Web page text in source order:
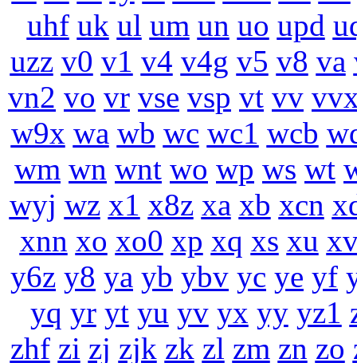
uhf uk ul um un uo upd
uzz v0 v1 v4 v4g v5 v8 va
vn2 vo vr vse vsp vt vv
w9x wa wb wc wc1 wcb
wm wn wnt wo wp ws wt
wyj wz x1 x8z xa xb xcn
xnn xo xo0 xp xq xs xu
y6z y8 ya yb ybv yc ye yf
yq yr yt yu yv yx yy yz1
zhf zi zj zjk zk zl zm zn zo